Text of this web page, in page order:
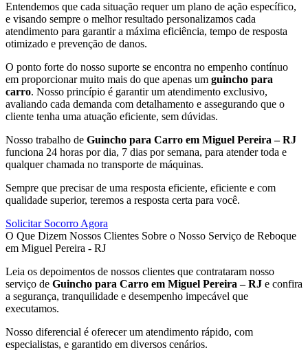
Entendemos que cada situação requer um plano de ação específico,
e visando sempre o melhor resultado personalizamos cada
atendimento para garantir a máxima eficiência, tempo de resposta
otimizado e prevenção de danos.
O ponto forte do nosso suporte se encontra no empenho contínuo
em proporcionar muito mais do que apenas um guincho para
carro. Nosso princípio é garantir um atendimento exclusivo,
avaliando cada demanda com detalhamento e assegurando que o
cliente tenha uma atuação eficiente, sem dúvidas.
Nosso trabalho de Guincho para Carro em Miguel Pereira – RJ
funciona 24 horas por dia, 7 dias por semana, para atender toda e
qualquer chamada no transporte de máquinas.
Sempre que precisar de uma resposta eficiente, eficiente e com
qualidade superior, teremos a resposta certa para você.
Solicitar Socorro Agora
O Que Dizem Nossos Clientes Sobre o Nosso Serviço de Reboque
em Miguel Pereira - RJ
Leia os depoimentos de nossos clientes que contrataram nosso
serviço de Guincho para Carro em Miguel Pereira – RJ e confira
a segurança, tranquilidade e desempenho impecável que
executamos.
Nosso diferencial é oferecer um atendimento rápido, com
especialistas, e garantido em diversos cenários.